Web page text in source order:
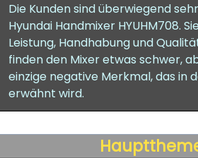
Die Kunden sind überwiegend
Hyundai Handmixer HYUHM708.
Leistung, Handhabung und
finden den Mixer etwas schwer,
einzige negative Merkmal, das in
erwähnt wird.